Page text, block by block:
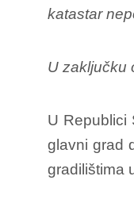
katastar
U zaključku
U Republici
glavni grad
gradilištima